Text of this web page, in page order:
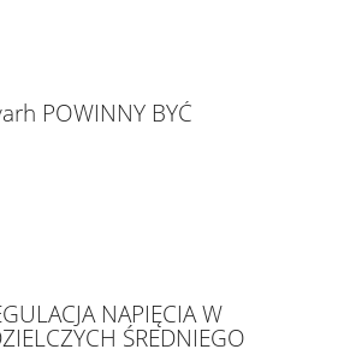
POWINNY BYĆ
NAPIĘCIA W
ŚREDNIEGO